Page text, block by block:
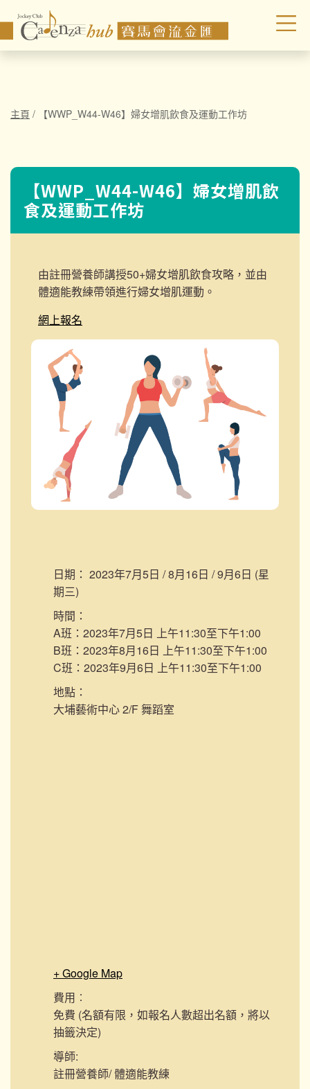
主頁 / 【WWP_W44-W46】婦女增肌飲食及運動工作坊
【WWP_W44-W46】婦女增肌飲
食及運動工作坊
由註冊營養師講授50+婦女增肌飲食攻略，並由
體適能教練帶領進行婦女增肌運動。
網上報名
日期： 2023年7月5日 / 8月16日 / 9月6日 (星
期三)
時間：
A班：2023年7月5日 上午11:30至下午1:00
B班：2023年8月16日 上午11:30至下午1:00
C班：2023年9月6日 上午11:30至下午1:00
地點：
大埔藝術中心 2/F 舞蹈室
+ Google Map
費用︰
免費 (名額有限，如報名人數超出名額，將以
抽籤決定)
導師:
註冊營養師/ 體適能教練